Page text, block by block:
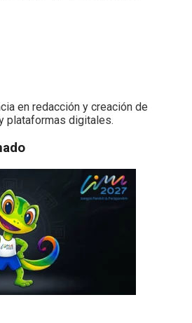
en redacción y creación de
plataformas digitales.